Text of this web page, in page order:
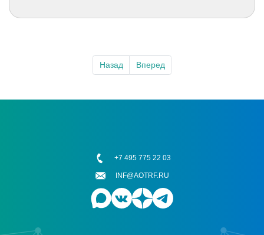
Назад Вперед
+7 495 775 22 03
INF@AOTRF.RU